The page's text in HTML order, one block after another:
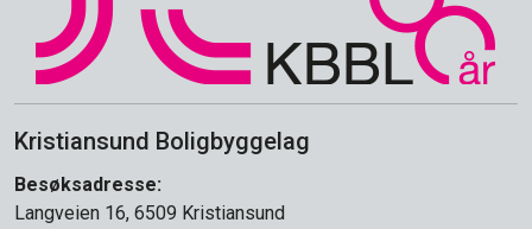
Kristiansund Boligbyggelag
Besøksadresse:
Langveien 16, 6509 Kristiansund